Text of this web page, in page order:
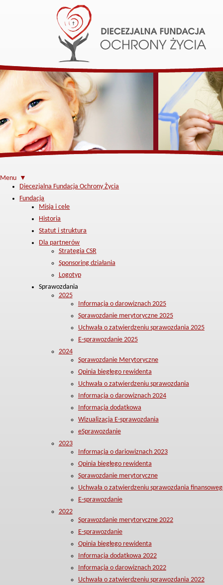
Menu ▼
Diecezjalna Fundacja Ochrony Życia
Fundacja
Misja i cele
Historia
Statut i struktura
Dla partnerów
Strategia CSR
Sponsoring działania
Logotyp
Sprawozdania
2025
Informacja o darowiznach 2025
Sprawozdanie merytoryczne 2025
Uchwała o zatwierdzeniu sprawozdania 2025
E-sprawozdanie 2025
2024
Sprawozdanie Merytoryczne
Opinia biegłego rewidenta
Uchwała o zatwierdzeniu sprawozdania
Informacja o darowiznach 2024
Informacja dodatkowa
Wizualizacja E-sprawozdania
eSprawozdanie
2023
Informacja o dariowiznach 2023
Opinia biegłego rewidenta
Sprawozdanie merytoryczne
Uchwała o zatwierdzeniu sprawozdania
E-sprawozdanie
2022
Sprawozdanie merytoryczne 2022
E-sprawozdanie
Opinia biegłego rewidenta
Informacja dodatkowa 2022
Informacja o darowiznach 2022
Uchwała o zatwierdzeniu sprawozdania 2022